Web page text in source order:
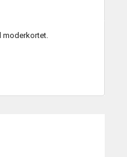
moderkortet.